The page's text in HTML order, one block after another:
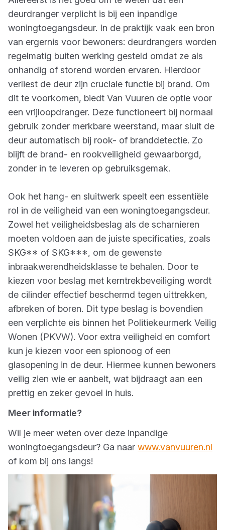
deurdranger verplicht is bij een inpandige
woningtoegangsdeur. In de praktijk vaak een bron
van ergernis voor bewoners: deurdrangers worden
regelmatig buiten werking gesteld omdat ze als
onhandig of storend worden ervaren. Hierdoor
verliest de deur zijn cruciale functie bij brand. Om
dit te voorkomen, biedt Van Vuuren de optie voor
een vrijloopdranger. Deze functioneert bij normaal
gebruik zonder merkbare weerstand, maar sluit de
deur automatisch bij rook- of branddetectie. Zo
blijft de brand- en rookveiligheid gewaarborgd,
zonder in te leveren op gebruiksgemak.
Ook het hang- en sluitwerk speelt een essentiële
rol in de veiligheid van een woningtoegangsdeur.
Zowel het veiligheidsbeslag als de scharnieren
moeten voldoen aan de juiste specificaties, zoals
SKG** of SKG***, om de gewenste
inbraakwerendheidsklasse te behalen. Door te
kiezen voor beslag met kerntrekbeveiliging wordt
de cilinder effectief beschermd tegen uittrekken,
afbreken of boren. Dit type beslag is bovendien
een verplichte eis binnen het Politiekeurmerk Veilig
Wonen (PKVW). Voor extra veiligheid en comfort
kun je kiezen voor een spionoog of een
glasopening in de deur. Hiermee kunnen bewoners
veilig zien wie er aanbelt, wat bijdraagt aan een
prettig en zeker gevoel in huis.
Meer informatie?
Wil je meer weten over deze inpandige
woningtoegangsdeur? Ga naar www.vanvuuren.nl
of kom bij ons langs!